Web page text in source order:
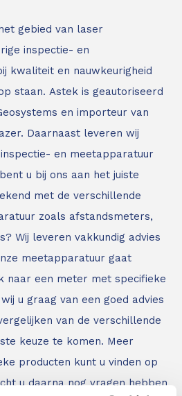
gebied van laser
inspectie- en
kwaliteit en nauwkeurigheid
staan. Astek is geautoriseerd
en importeur van
Daarnaast leveren wij
en meetapparatuur
u bij ons aan het juiste
met de verschillende
zoals afstandsmeters,
Wij leveren vakkundig advies
meetapparatuur gaat
naar een meter met specifieke
u graag van een goed advies
van de verschillende
keuze te komen. Meer
producten kunt u vinden op
u daarna nog vragen hebben